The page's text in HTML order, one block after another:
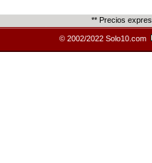
** Precios
© 2002/2022 Solo10.com